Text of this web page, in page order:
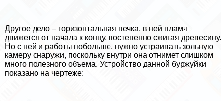
Другое дело – горизонтальная печка, в ней пламя
движется от начала к концу, постепенно сжигая древесину.
Но с ней и работы побольше, нужно устраивать зольную
камеру снаружи, поскольку внутри она отнимет слишком
много полезного объема. Устройство данной буржуйки
показано на чертеже: